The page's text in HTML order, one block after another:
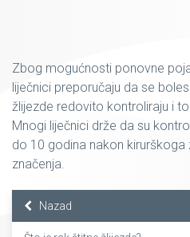
Zbog mogućnosti ponovne
liječnici preporučaju da se
žlijezde redovito kontroliraju i
Mnogi liječnici drže da su
do 10 godina nakon
značenja.
Nazad